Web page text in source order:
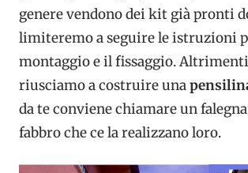
genere vendono dei kit già pronti
limiteremo a seguire le istruzioni
montaggio e il fissaggio.
riusciamo a costruire una
da te conviene chiamare un
fabbro che ce la realizzano loro.